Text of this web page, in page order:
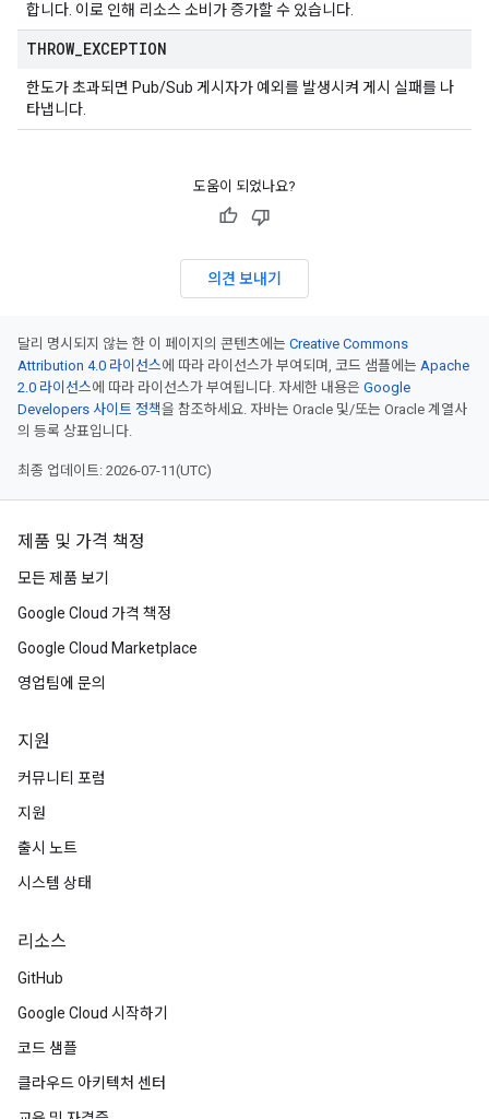
합니다. 이로 인해 리소스 소비가 증가할 수 있습니다.
THROW_ EXCEPTION
한도가 초과되면 Pub/Sub 게시자가 예외를 발생시켜 게시 실패를 나
타냅니다.
도움이 되었나요?
의견 보내기
달리 명시되지 않는 한 이 페이지의 콘텐츠에는 Creative Commons
Attribution 4.0 라이선스에 따라 라이선스가 부여되며, 코드 샘플에는 Apache
2.0 라이선스에 따라 라이선스가 부여됩니다. 자세한 내용은 Google
Developers 사이트 정책을 참조하세요. 자바는 Oracle 및/또는 Oracle 계열사
의 등록 상표입니다.
최종 업데이트: 2026-07-11(UTC)
제품 및 가격 책정
모든 제품 보기
Google Cloud 가격 책정
Google Cloud Marketplace
영업팀에 문의
지원
커뮤니티 포럼
지원
출시 노트
시스템 상태
리소스
GitHub
Google Cloud 시작하기
코드 샘플
클라우드 아키텍처 센터